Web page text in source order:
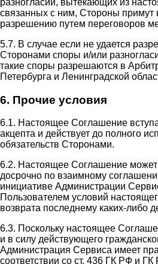
разногласий, вытекающих из
связанных с ним, Стороны примут
разрешению путем переговоров
5.7. В случае если не удается
Сторонами споры и/или
такие споры разрешаются в
Петербурга и Ленинградской
6. Прочие условия
6.1. Настоящее Соглашение
акцепта и действует до полного
обязательств Сторонами.
6.2. Настоящее Соглашение может
досрочно по взаимному
инициативе Администрации
Пользователем условий
возврата последнему каких-либо
6.3. Поскольку настоящее
и в силу действующего
Администрация Сервиса имеет
соответствии со ст. 436 ГК РФ и